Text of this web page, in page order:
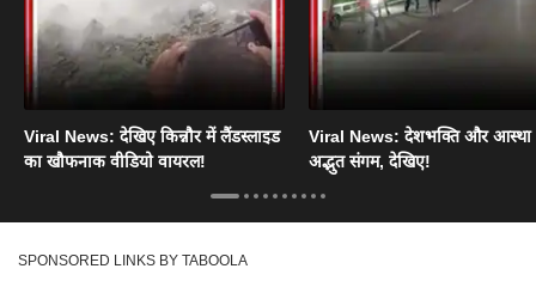
Viral News: देखिए किन्नौर में लैंडस्लाइड
का खौफनाक वीडियो वायरल!
Viral News: देशभक्ति और आस्था
अद्भुत संगम, देखिए!
SPONSORED LINKS BY TABOOLA